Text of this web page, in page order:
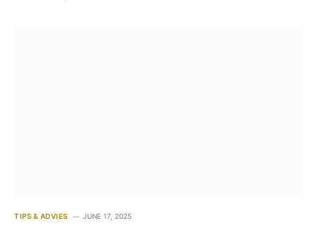
TIPS & ADVIES JUNE 17, 2025